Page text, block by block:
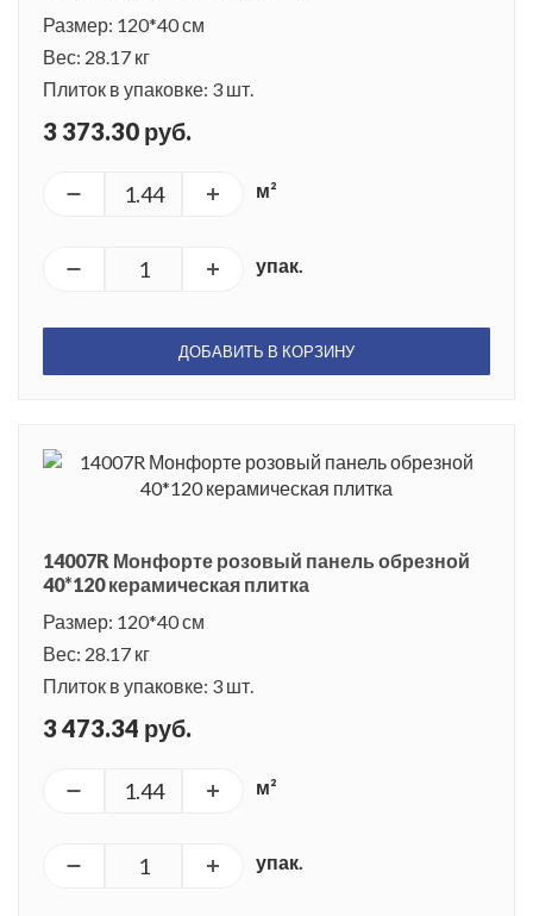
Размер: 120*40 см
Вес: 28.17 кг
Плиток в упаковке: 3 шт.
3 373.30 руб.
м²
упак.
ДОБАВИТЬ В КОРЗИНУ
14007R Монфорте розовый панель обрезной
40*120 керамическая плитка
Размер: 120*40 см
Вес: 28.17 кг
Плиток в упаковке: 3 шт.
3 473.34 руб.
м²
упак.